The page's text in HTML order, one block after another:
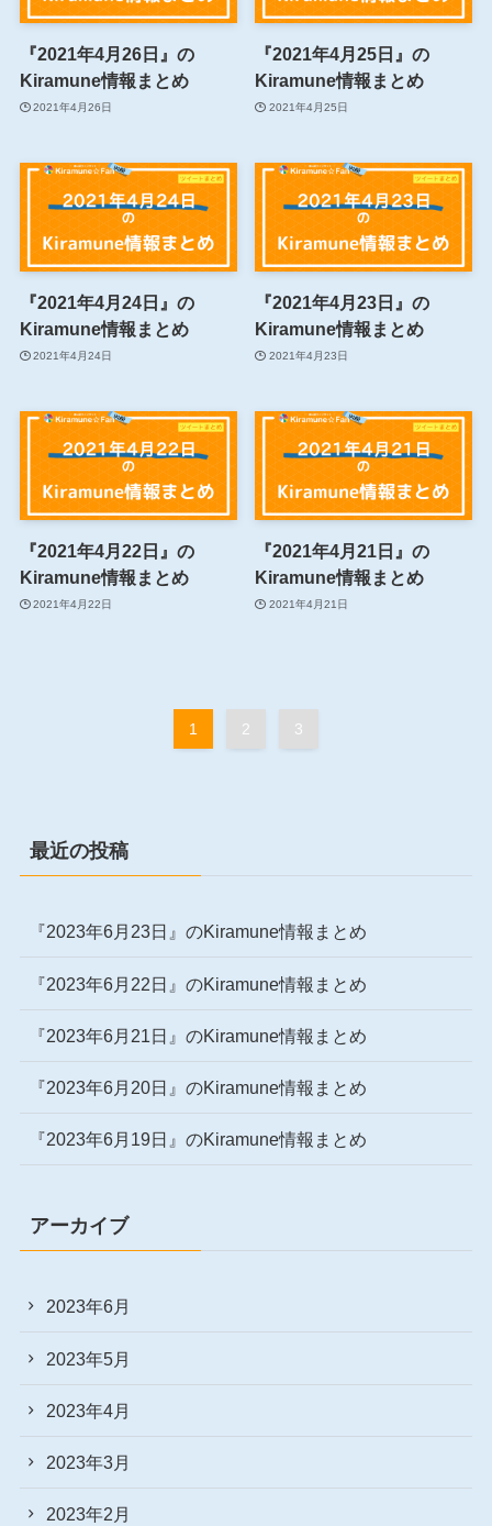
『2021年4月26日』の
Kiramune情報まとめ
2021年4月26日
『2021年4月25日』の
Kiramune情報まとめ
2021年4月25日
『2021年4月24日』の
Kiramune情報まとめ
2021年4月24日
『2021年4月23日』の
Kiramune情報まとめ
2021年4月23日
『2021年4月22日』の
Kiramune情報まとめ
2021年4月22日
『2021年4月21日』の
Kiramune情報まとめ
2021年4月21日
1 2 3
最近の投稿
『2023年6月23日』のKiramune情報まとめ
『2023年6月22日』のKiramune情報まとめ
『2023年6月21日』のKiramune情報まとめ
『2023年6月20日』のKiramune情報まとめ
『2023年6月19日』のKiramune情報まとめ
アーカイブ
2023年6月
2023年5月
2023年4月
2023年3月
2023年2月